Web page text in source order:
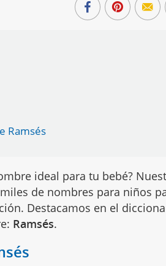
Ramsés
ideal para tu bebé?
de nombres para niños
Destacamos en el
Ramsés.